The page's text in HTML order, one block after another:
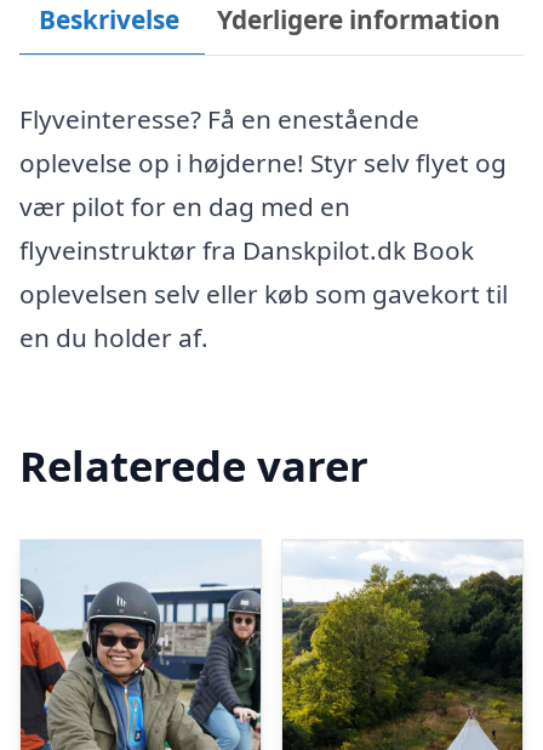
Beskrivelse Yderligere information
Flyveinteresse? Få en enestående
oplevelse op i højderne! Styr selv flyet og
vær pilot for en dag med en
flyveinstruktør fra Danskpilot.dk Book
oplevelsen selv eller køb som gavekort til
en du holder af.
Relaterede varer